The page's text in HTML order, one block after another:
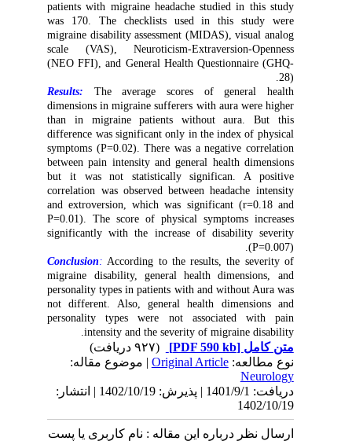
patients with migraine headache studied in this study
was 170. The checklists used in this study were
migraine disability assessment (MIDAS), visual analog
scale (VAS), Neuroticism-Extraversion-Openness
(NEO FFI), and General Health Questionnaire (GHQ-
28).
Results:
The average scores of general health
dimensions in migraine sufferers with aura were higher
than in migraine patients without aura. But this
difference was significant only in the index of physical
symptoms (P=0.02). There was a negative correlation
between pain intensity and general health dimensions
but it was not statistically significan. A positive
correlation was observed between headache intensity
and extroversion, which was significant (r=0.18 and
P=0.01). The score of physical symptoms increases
significantly with the increase of disability severity
(P=0.007).
Conclusion:According to the results, the severity of
migraine disability, general health dimensions, and
personality types in patients with and without Aura was
not different. Also, general health dimensions and
personality types were not associated with pain
intensity and the severity of migraine disability.
متن کامل[PDF 590 kb]
نوع مطالعه:Original Article| موضوع مقاله:
Neurology
دریافت: 1401/9/1 | پذیرش: 1402/10/19 | انتشار:
1402/10/19
ارسال نظر درباره این مقاله : نام کاربری یا پست